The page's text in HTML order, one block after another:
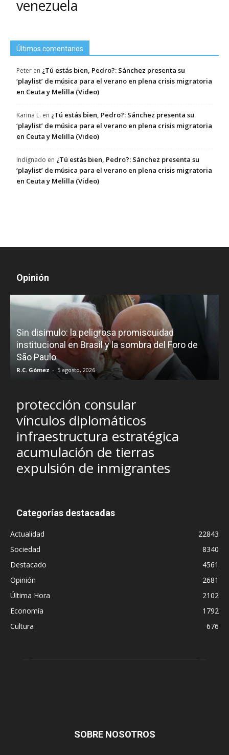
venezuela
Últimos comentarios
Peter en ¿Tú estás bien, Pedro?: Sánchez presenta su
‘playlist’ de música para el verano en plena crisis migratoria
en Ceuta y Melilla (Video)
Karina L. en ¿Tú estás bien, Pedro?: Sánchez presenta su
‘playlist’ de música para el verano en plena crisis migratoria
en Ceuta y Melilla (Video)
Indignado en ¿Tú estás bien, Pedro?: Sánchez presenta su
‘playlist’ de música para el verano en plena crisis migratoria
en Ceuta y Melilla (Video)
Opinión
Sin disimulo: la peligrosa promiscuidad
institucional en Brasil y la sombra del Foro de
São Paulo
R.C. Gómez - 5 agosto, 2026
protección consular
vínculos diplomáticos
infraestructura estratégica
acumulación de tierras
expulsión de inmigrantes
Categorías destacadas
Actualidad
22843
Sociedad
8340
Destacado
4561
Opinión
2681
Última Hora
2102
Economía
1792
Cultura
676
SOBRE NOSOTROS